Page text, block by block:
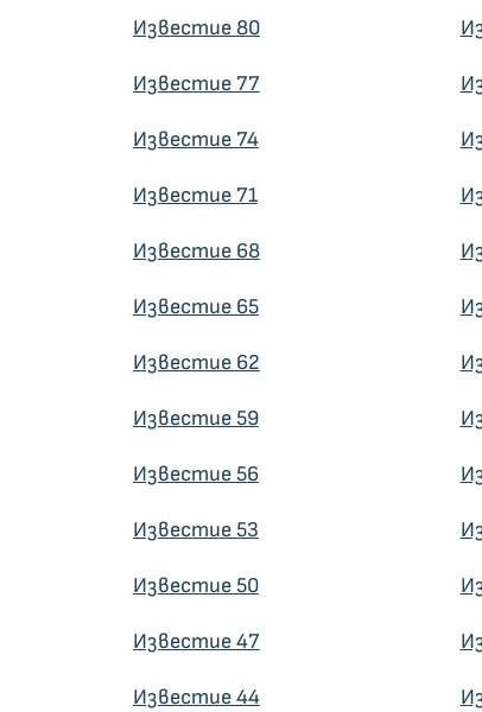
Известие 80
Известие 77
Известие 74
Известие 71
Известие 68
Известие 65
Известие 62
Известие 59
Известие 56
Известие 53
Известие 50
Известие 47
Известие 44